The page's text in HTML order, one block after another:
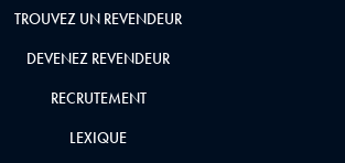
TROUVEZ UN REVENDEUR
DEVENEZ REVENDEUR
RECRUTEMENT
LEXIQUE